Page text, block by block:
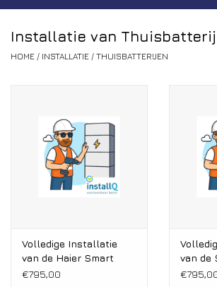
Kabels en Stekkers
Installatie
Gereedschap
Tips van de Expert
0% BTW tarief
Installatie van
HOME / INSTALLATIE / THUISBATTERIJEN
Volledige Installatie
van de Haier Smart
Cube
€795,00
van de